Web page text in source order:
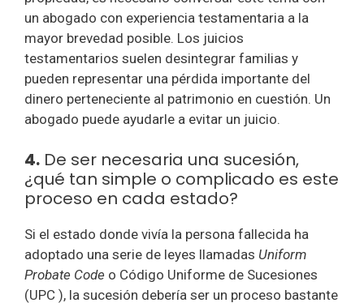
un abogado con experiencia testamentaria a la
mayor brevedad posible. Los juicios
testamentarios suelen desintegrar familias y
pueden representar una pérdida importante del
dinero perteneciente al patrimonio en cuestión. Un
abogado puede ayudarle a evitar un juicio.
4. De ser necesaria una sucesión,
¿qué tan simple o complicado es este
proceso en cada estado?
Si el estado donde vivía la persona fallecida ha
adoptado una serie de leyes llamadas Uniform
Probate Code o Código Uniforme de Sucesiones
(UPC ), la sucesión debería ser un proceso bastante